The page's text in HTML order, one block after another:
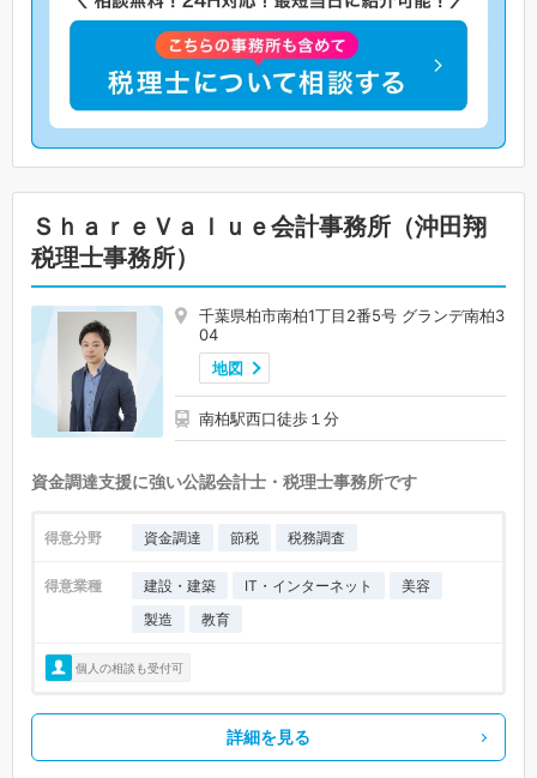
ＳｈａｒｅＶａｌｕｅ会計事務所（沖田翔
税理士事務所）
千葉県柏市南柏1丁目2番5号 グランデ南柏3
04
地図
南柏駅西口徒歩１分
資金調達支援に強い公認会計士・税理士事務所です
得意分野 資金調達 節税 税務調査
得意業種 建設・建築 IT・インターネット
美容
製造
教育
個人の相談も受付可
詳細を見る